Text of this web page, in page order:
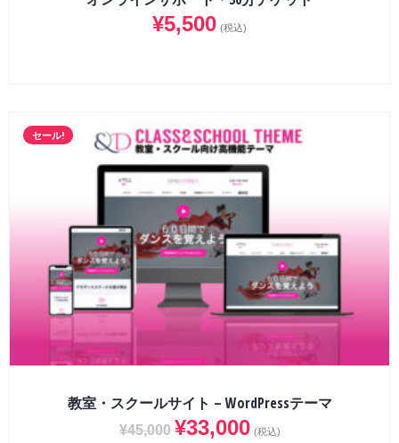
¥5,500 (税込)
セール!
教室・スクールサイト – WordPressテーマ
¥45,000 ¥33,000 (税込)